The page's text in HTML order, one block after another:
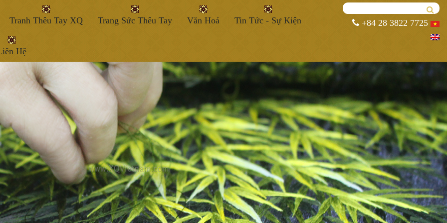
Tranh Thêu Tay XQ Trang Sức Thêu Tay Văn Hoá Tin Tức - Sự Kiện
Hệ
+84 28 3822 7725